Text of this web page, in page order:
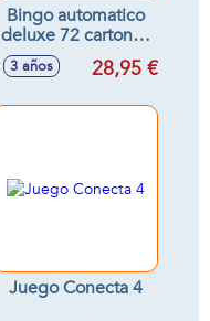
Bingo automatico
deluxe 72 cartones
30x42x23 cm
3 años 28,95 €
Juego Conecta 4